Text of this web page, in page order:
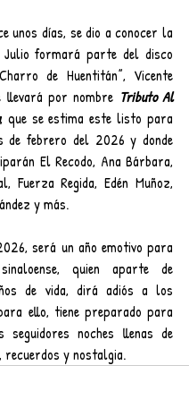
unos días, se dio a conocer la
Julio formará parte del disco
de Huentitán”, Vicente
llevará por nombre Tributo Al
, que se estima este listo para
de febrero del 2026 y donde
El Recodo, Ana Bárbara,
Fuerza Regida, Edén Muñoz,
y más.
será un año emotivo para
quien aparte de
de vida, dirá adiós a los
ello, tiene preparado para
seguidores noches llenas de
recuerdos y nostalgia.